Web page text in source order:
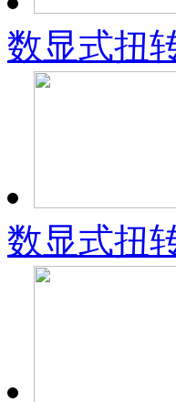
数显式扭
数显式扭